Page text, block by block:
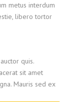
metus interdum
libero tortor
quis.
sit amet
Mauris sed ex